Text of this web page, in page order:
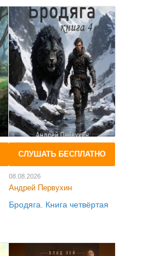
СЛУШАТЬ БЕСПЛАТНО
08.08.2026
Андрей Первухин
Бродяга. Книга четвёртая